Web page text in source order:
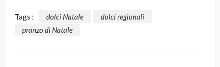
Tags : dolci Natale
dolci regionali
pranzo di Natale